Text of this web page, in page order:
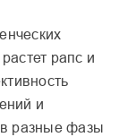
рапс и
и
в разные фазы